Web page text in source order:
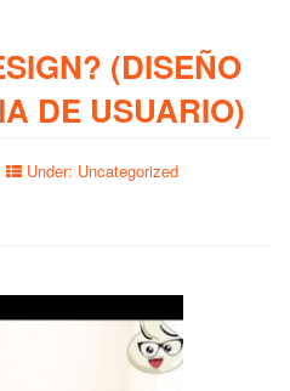
(DISEÑO
DE USUARIO)
Under: Uncategorized